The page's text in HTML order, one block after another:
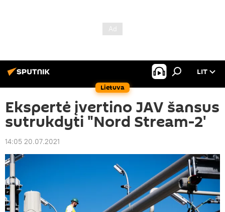
Lietuva
LIT
Ekspertė įvertino JAV šansus
sutrukdyti "Nord Stream-2'
14:05 20.07.2021